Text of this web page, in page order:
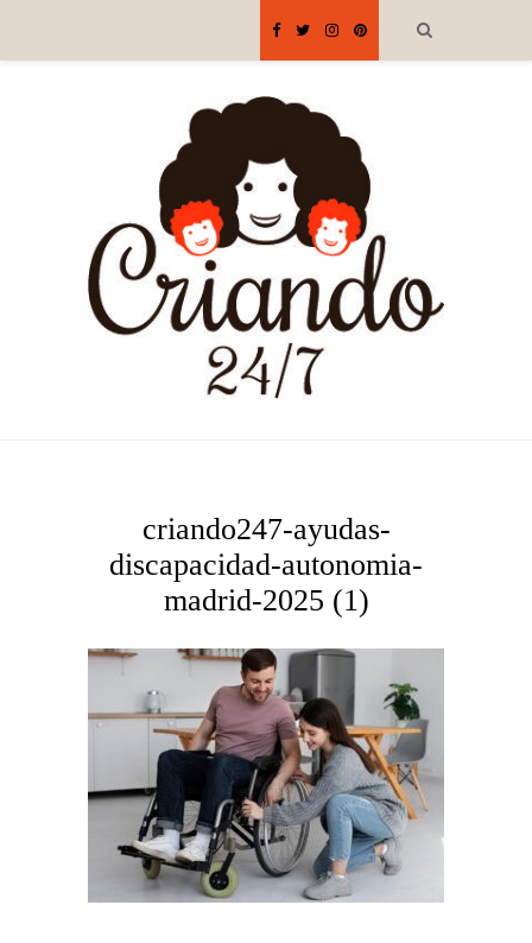
criando247-ayudas-
discapacidad-autonomia-
madrid-2025 (1)